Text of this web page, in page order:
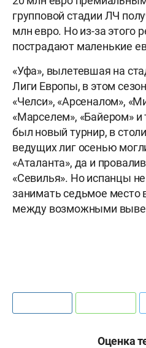
групповой стадии ЛЧ
млн евро. Но из-за этого
пострадают маленькие
«Уфа», вылетевшая на
Лиги Европы, в этом
«Челси», «Арсеналом»,
«Марселем», «Байером» и
был новый турнир, в
ведущих лиг осенью
«Аталанта», да и
«Севилья». Но испанцы
занимать седьмое место
между возможными
Оценка